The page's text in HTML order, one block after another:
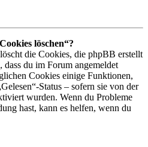
löschen“?
die Cookies, die phpBB erstellt
dass du im Forum angemeldet
Cookies einige Funktionen,
Status – sofern sie von der
wurden. Wenn du Probleme
hast, kann es helfen, wenn du